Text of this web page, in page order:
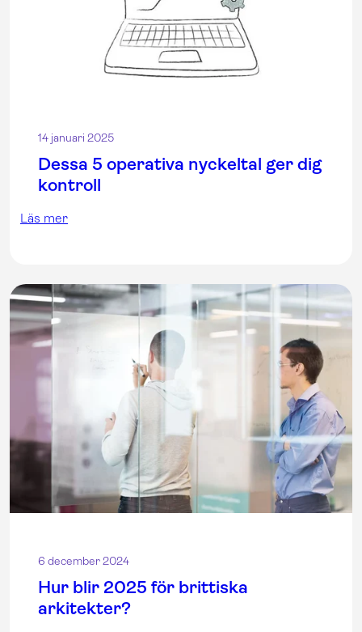
14 januari 2025
Dessa 5 operativa nyckeltal ger dig
kontroll
Läs mer
6 december 2024
Hur blir 2025 för brittiska
arkitekter?